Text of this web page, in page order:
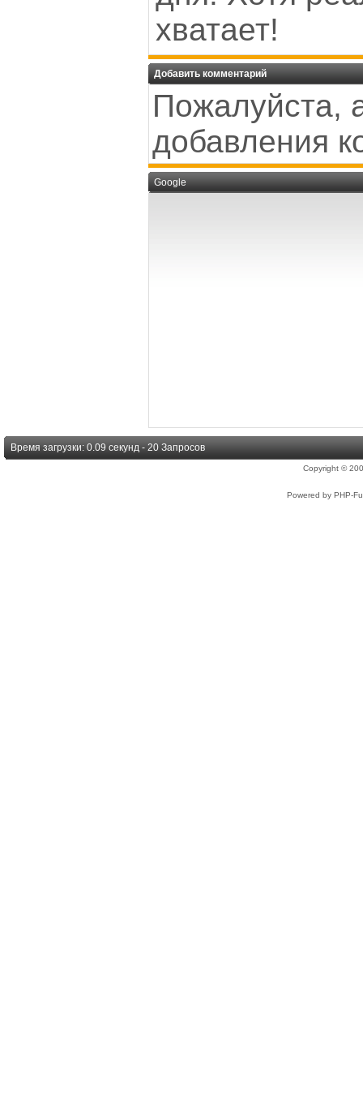
хватает!
Добавить комментарий
Пожалуйста,
добавления
Google
Время загрузки: 0.09 секунд - 20 Запросов
Copyright ©
Powered by PHP-